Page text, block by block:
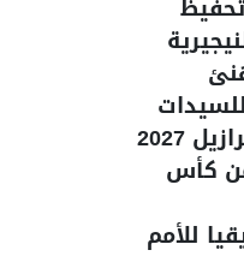
اثر تأهلهن الى مونديال البرازيل 2027
كأس
للأمم